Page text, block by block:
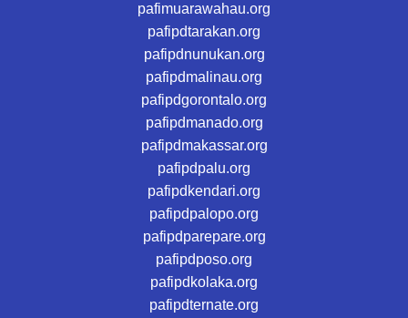
pafimuarawahau.org
pafipdtarakan.org
pafipdnunukan.org
pafipdmalinau.org
pafipdgorontalo.org
pafipdmanado.org
pafipdmakassar.org
pafipdpalu.org
pafipdkendari.org
pafipdpalopo.org
pafipdparepare.org
pafipdposo.org
pafipdkolaka.org
pafipdternate.org